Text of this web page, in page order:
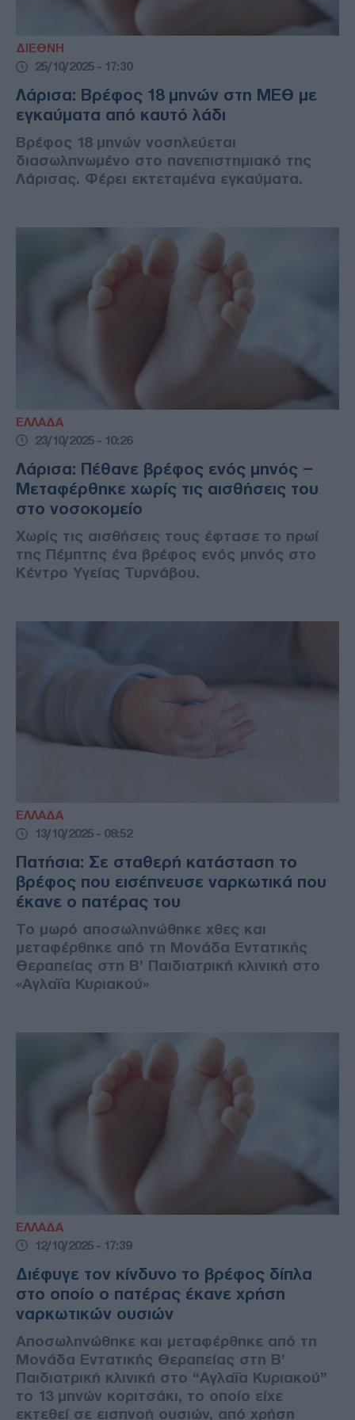
ΔΙΕΘΝΗ
25/10/2025 - 17:30
Λάρισα: Βρέφος 18 μηνών στη ΜΕΘ με
εγκαύματα από καυτό λάδι
Βρέφος 18 μηνών νοσηλεύεται
διασωληνωμένο στο πανεπιστημιακό της
Λάρισας. Φέρει εκτεταμένα εγκαύματα.
ΕΛΛΑΔΑ
23/10/2025 - 10:26
Λάρισα: Πέθανε βρέφος ενός μηνός –
Μεταφέρθηκε χωρίς τις αισθήσεις του
στο νοσοκομείο
Xωρίς τις αισθήσεις τους έφτασε το πρωί
της Πέμπτης ένα βρέφος ενός μηνός στο
Κέντρο Υγείας Τυρνάβου.
ΕΛΛΑΔΑ
13/10/2025 - 08:52
Πατήσια: Σε σταθερή κατάσταση το
βρέφος που εισέπνευσε ναρκωτικά που
έκανε ο πατέρας του
Το μωρό αποσωληνώθηκε χθες και
μεταφέρθηκε από τη Μονάδα Εντατικής
Θεραπείας στη Β’ Παιδιατρική κλινική στο
«Αγλαΐα Κυριακού»
ΕΛΛΑΔΑ
12/10/2025 - 17:39
Διέφυγε τον κίνδυνο το βρέφος δίπλα
στο οποίο ο πατέρας έκανε χρήση
ναρκωτικών ουσιών
Αποσωληνώθηκε και μεταφέρθηκε από τη
Μονάδα Εντατικής Θεραπείας στη Β’
Παιδιατρική κλινική στο “Αγλαΐα Κυριακού”
το 13 μηνών κοριτσάκι, το οποίο είχε
εκτεθεί σε εισπνοή ουσιών, από χρήση